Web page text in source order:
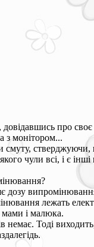
довідавшись про
з монітором...
стверджуючи,
чули всі, і є
дозу
лежать
мами і малюка.
немає. Тоді